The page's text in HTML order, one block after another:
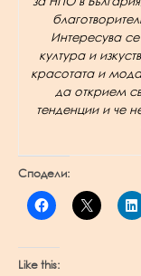
Интересува
култура и
красотата и
да открием
тенденции и че
Сподели:
Like this: